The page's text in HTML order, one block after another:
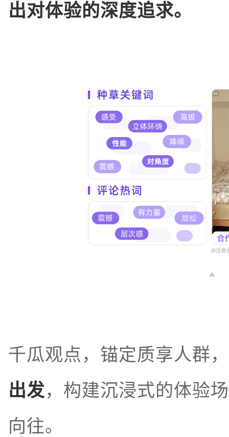
出对体验的深度追求。
千瓜观点，锚定质享人群
出发 ，构建沉浸式的体验
向往。